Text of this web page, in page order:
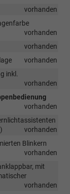
vorhanden
vorhanden
vorhanden
vorhanden
inkl.
vorhanden
vorhanden
vorhanden
Blinkern
vorhanden
mit
vorhanden